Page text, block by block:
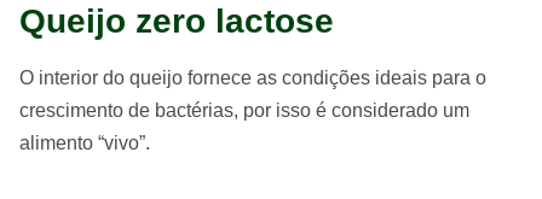
Queijo zero lactose
O interior do queijo fornece as condições ideais para o
crescimento de bactérias, por isso é considerado um
alimento “vivo”.